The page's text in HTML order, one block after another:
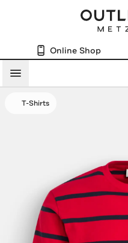
Online Shop
Menü
T-Shirts